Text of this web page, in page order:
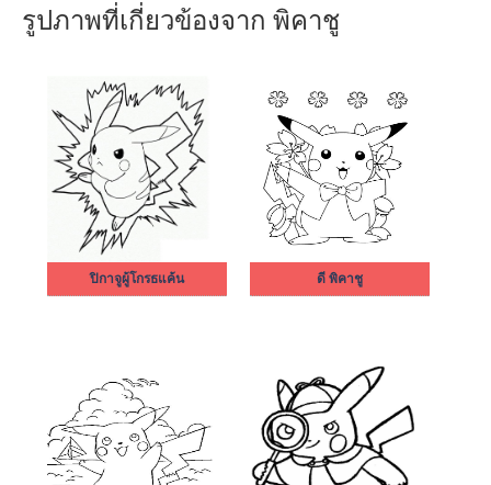
รูปภาพที่เกี่ยวข้องจาก พิคาชู
ปิกาจูผู้โกรธแค้น ดี พิคาชู